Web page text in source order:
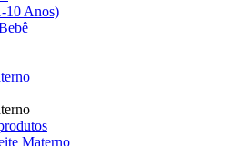
10 Anos)
Materno